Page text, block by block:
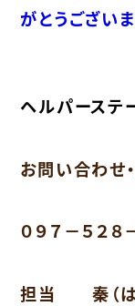
がとうございま
ヘルパース
お問い合わせ
０９７－５２８
担当 秦（は